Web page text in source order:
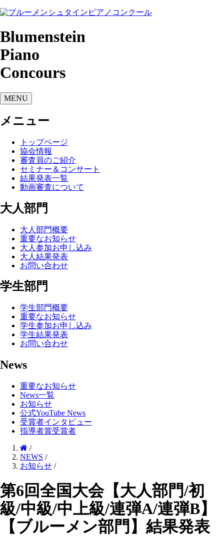
Blumenstein
Piano
Concours
MENU
メニュー
トップページ
協会情報
審査員のご紹介
セミナー＆コンサート
結果発表一覧
動画審査について
大人部門
大人部門概要
重要なお知らせ
大人参加お申し込み
大人結果発表
お問い合わせ
学生部門
学生部門概要
重要なお知らせ
学生参加お申し込み
学生結果発表
お問い合わせ
News
重要なお知らせ
News一覧
お知らせ
公式YouTube News
受賞者インタビュー
指導者賞受賞者
/
NEWS /
お知らせ /
第6回全国大会【大人部門/初
級/中級/中上級/連弾A/連弾B】
【ブルーメン部門】結果発表